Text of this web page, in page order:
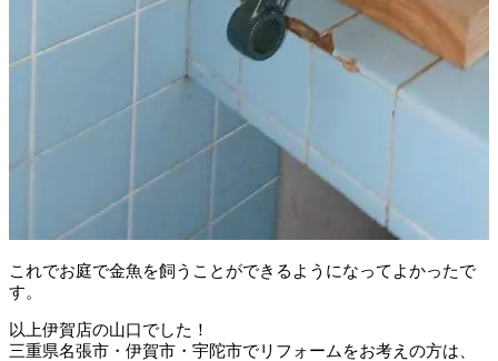
これでお庭で金魚を飼うことができるようになってよかったで
す。
以上伊賀店の山口でした！
三重県名張市・伊賀市・宇陀市でリフォームをお考えの方は、